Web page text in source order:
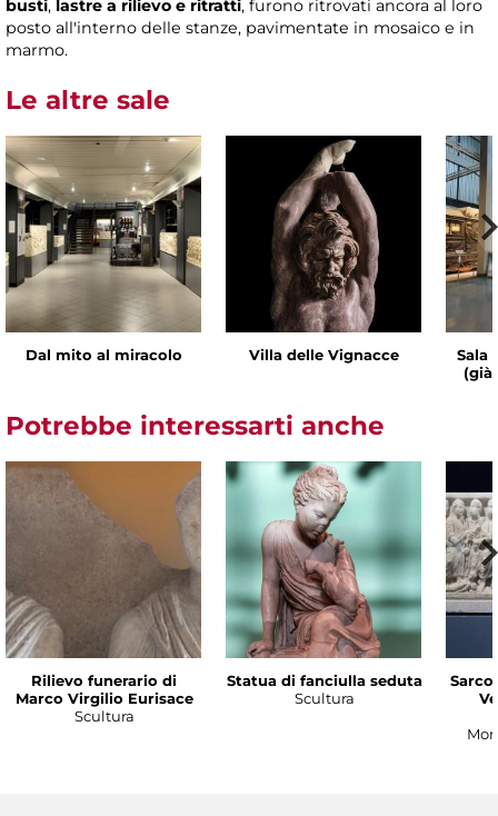
busti, lastre a rilievo e ritratti, furono ritrovati ancora al loro
posto all'interno delle stanze, pavimentate in mosaico e in
marmo.
Le altre sale
Dal mito al miracolo Villa delle Vignacce
Sala
(già
Potrebbe interessarti anche
Rilievo funerario di
Marco Virgilio Eurisace
Scultura
Statua di fanciulla seduta
Scultura